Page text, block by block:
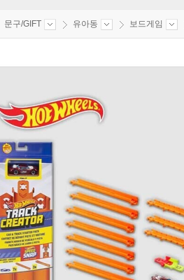
문구/GIFT 유아동 보드게임